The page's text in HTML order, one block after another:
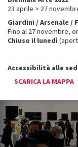
23 aprile > 27
Giardini / Arsenale /
Fino al 27 novembre,
Chiuso il lunedì
Accessibilità alle
SCARICA LA MAPPA